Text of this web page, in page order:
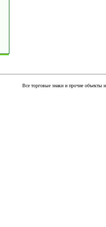
Все торговые знаки и прочие объекты